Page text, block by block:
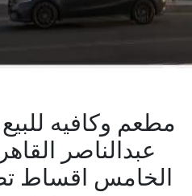
مطعم وكافيه
عبدالناصر
الخامس اقساط تصل